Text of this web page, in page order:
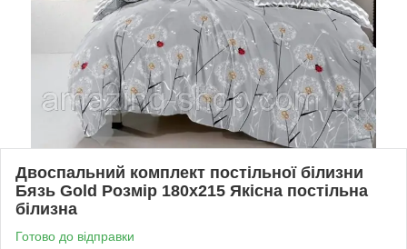
Двоспальний комплект постільної білизни
Бязь Gold Розмір 180х215 Якісна постільна
білизна
Готово до відправки